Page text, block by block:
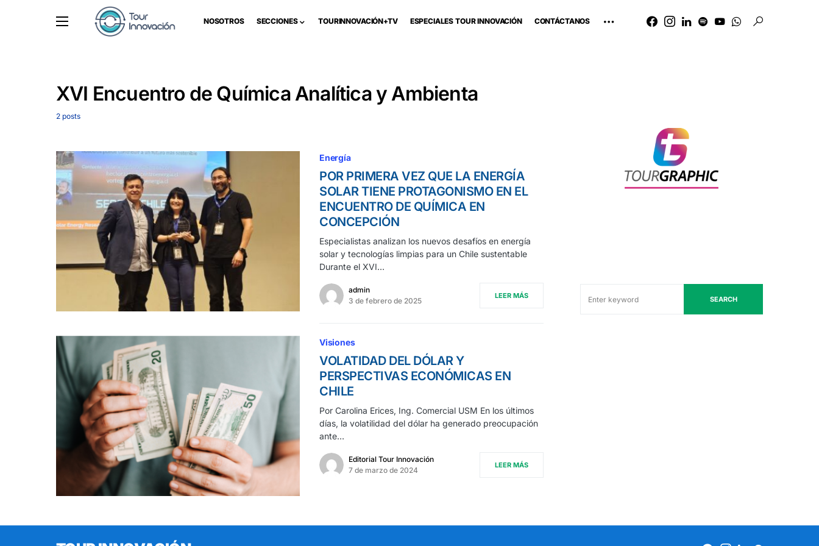
NOSOTROS SECCIONES TOURINNOVACIÓN+TV ESPECIALES TOUR INNOVACIÓN CONTÁCTANOS
XVI Encuentro de Química Analítica y Ambienta
2 posts
Energía
POR PRIMERA VEZ QUE LA ENERGÍA
SOLAR TIENE PROTAGONISMO EN EL
ENCUENTRO DE QUÍMICA EN
CONCEPCIÓN
Especialistas analizan los nuevos desafíos en energía
solar y tecnologías limpias para un Chile sustentable
Durante el XVI…
admin
3 de febrero de 2025
LEER MÁS
Visiones
VOLATIDAD DEL DÓLAR Y
PERSPECTIVAS ECONÓMICAS EN
CHILE
Por Carolina Erices, Ing. Comercial USM En los últimos
días, la volatilidad del dólar ha generado preocupación
ante…
Editorial Tour Innovación
7 de marzo de 2024
LEER MÁS
SEARCH